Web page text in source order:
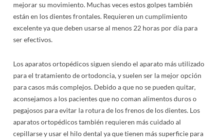
Comiendo Con Frenillos
Tecnologías Nuevas
mejorar su movimiento. Muchas veces estos golpes también
están en los dientes frontales. Requieren un cumplimiento
excelente ya que deben usarse al menos 22 horas por día para
ser efectivos.
Los aparatos ortopédicos siguen siendo el aparato más utilizado
para el tratamiento de ortodoncia, y suelen ser la mejor opción
para casos más complejos. Debido a que no se pueden quitar,
aconsejamos a los pacientes que no coman alimentos duros o
pegajosos para evitar la rotura de los frenos de los dientes. Los
aparatos ortopédicos también requieren más cuidado al
cepillarse y usar el hilo dental ya que tienen más superficie para